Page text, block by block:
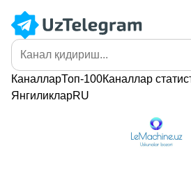
КаналларТоп-100Каналлар
ЯнгиликларRU